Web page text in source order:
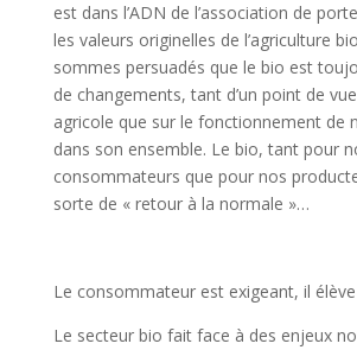
est dans l’ADN de l’association de
les valeurs originelles de l’agriculture
sommes persuadés que le bio est
de changements, tant d’un point de
agricole que sur le fonctionnement de
dans son ensemble. Le bio, tant pour
consommateurs que pour nos
sorte de « retour à la normale »…
Le consommateur est exigeant, il
Le secteur bio fait face à des enjeux